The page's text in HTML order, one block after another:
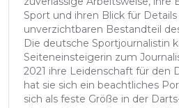
Sport und ihren Blick für
unverzichtbaren Bestandteil
Die deutsche Sportjournalistin
Seiteneinsteigerin zum
2021 ihre Leidenschaft für den
hat sie sich ein beachtliches
sich als feste Größe in der